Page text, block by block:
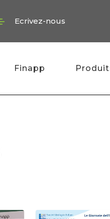
Ecrivez-nous
Finapp